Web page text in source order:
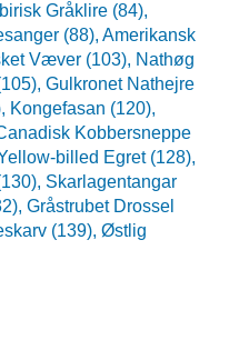
Gråklire (84),
(88), Amerikansk
Væver (103), Nathøg
Gulkronet Nathejre
Kongefasan (120),
Kobbersneppe
billed Egret (128),
Skarlagentangar
Gråstrubet Drossel
(139), Østlig